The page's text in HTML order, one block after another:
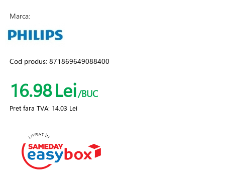
Marca:
Cod produs:871869649088400
16.98Lei/BUC
Pret fara TVA: 14.03 Lei